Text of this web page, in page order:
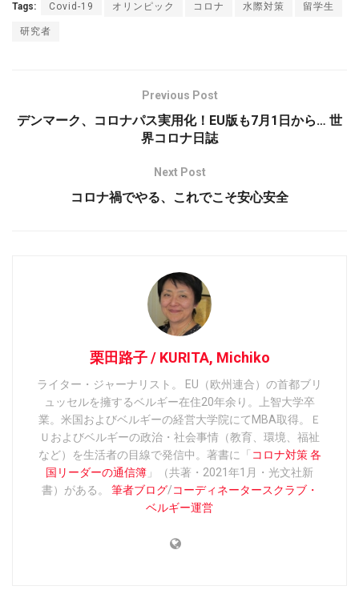
Tags: Covid-19 オリンピック コロナ 水際対策 留学生
研究者
Previous Post
デンマーク、コロナパス実用化！EU版も7月1日から… 世
界コロナ日誌
Next Post
コロナ禍でやる、これでこそ安心安全
栗田路子 / KURITA, Michiko
ライター・ジャーナリスト。 EU（欧州連合）の首都ブリ
ュッセルを擁するベルギー在住20年余り。上智大学卒
業。米国およびベルギーの経営大学院にてMBA取得。Ｅ
Ｕおよびベルギーの政治・社会事情（教育、環境、福祉
など）を生活者の目線で発信中。著書に「 コロナ対策 各
国リーダーの通信簿 」（共著・2021年1月・光文社新
書）がある。 筆者ブログ/コーディネータースクラブ・
ベルギー運営